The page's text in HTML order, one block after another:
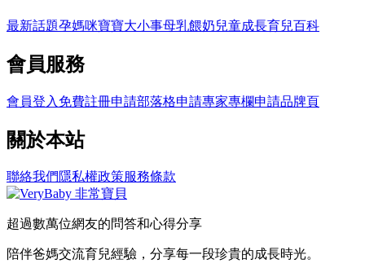
最新話題孕媽咪寶寶大小事母乳餵奶兒童成長育兒百科
會員服務
會員登入 免費註冊申請部落格申請專家專欄申請品牌頁
關於本站
聯絡我們 隱私權政策服務條款
超過數萬位網友的問答和心得分享
陪伴爸媽交流育兒經驗，分享每一段珍貴的成長時光。